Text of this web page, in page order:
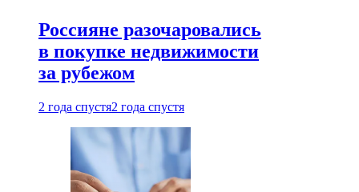
Россияне разочаровались
в покупке недвижимости
за рубежом
2 года спустя2 года спустя